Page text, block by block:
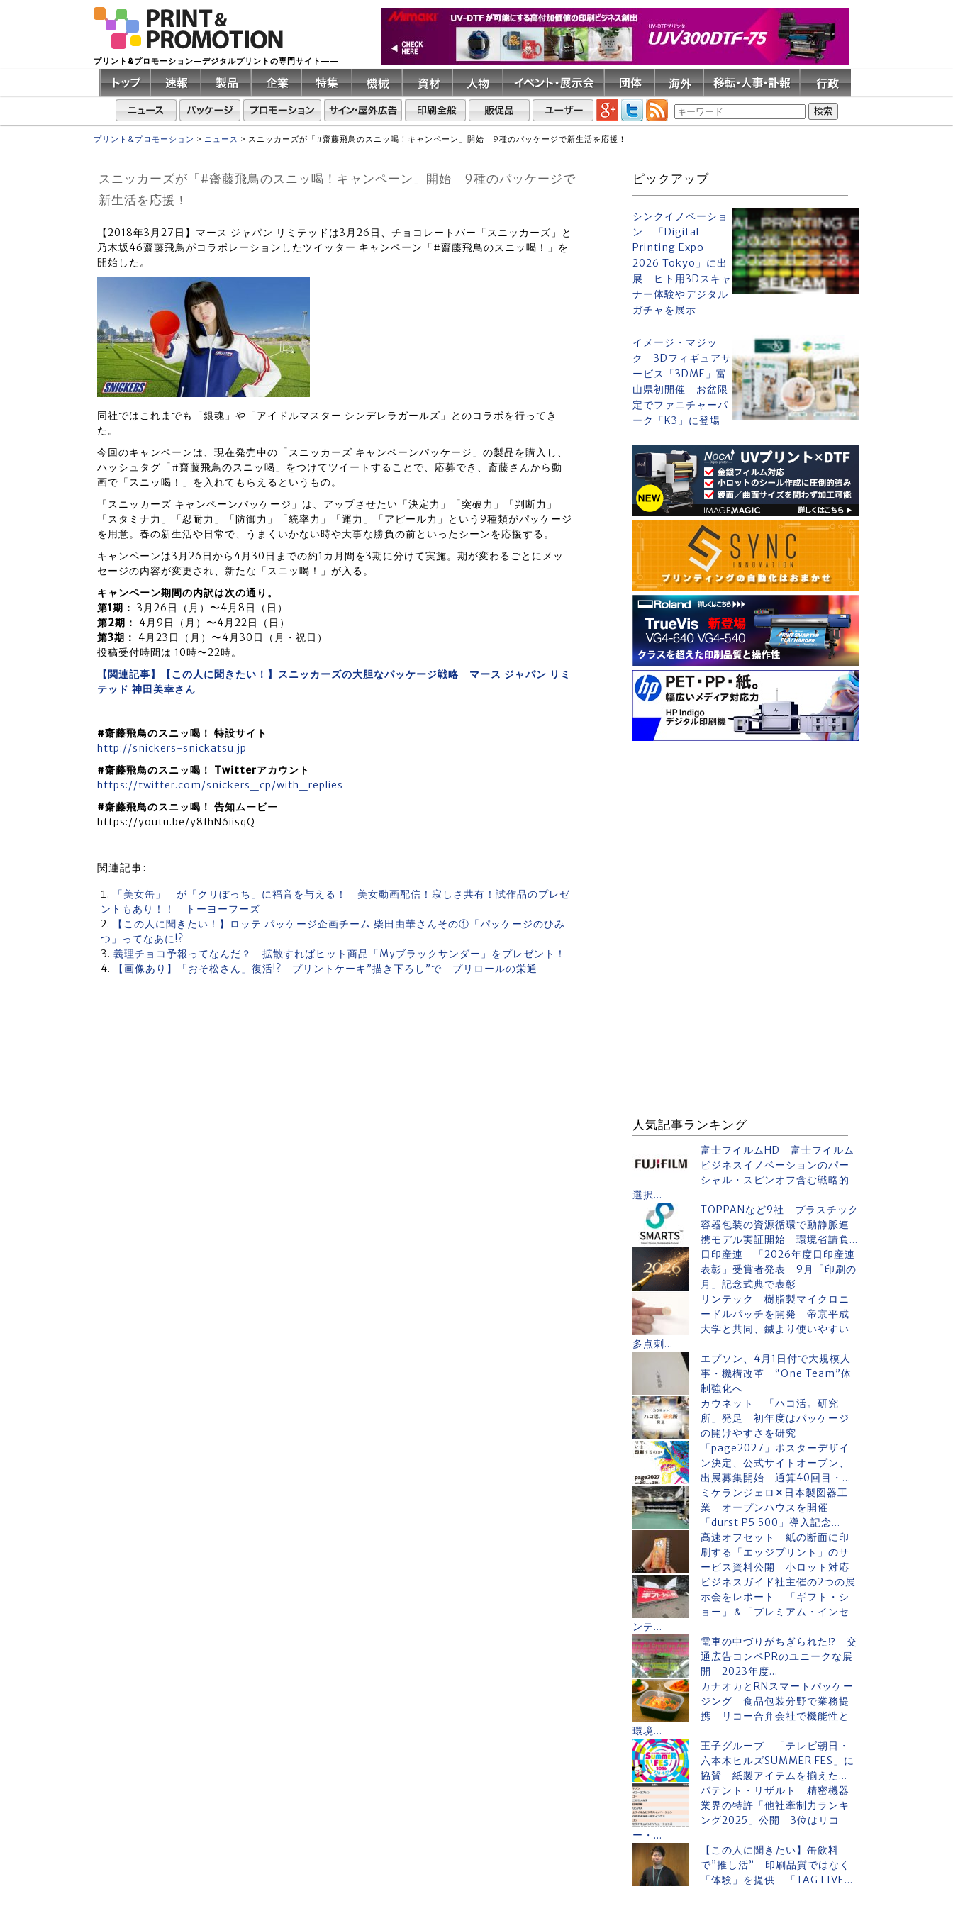
プリント&プロモーション―デジタルプリントの専門サイト――
プリント&プロモーション > ニュース > スニッカーズが「#齋藤飛鳥のスニッ喝！キャンペーン」開始 9種のパッケージで新生活を応援！
スニッカーズが「#齋藤飛鳥のスニッ喝！キャンペーン」開始 9種のパッケージで
新生活を応援！
【2018年3月27日】マース ジャパン リミテッドは3月26日、チョコレートバー「スニッカーズ」と
乃木坂46齋藤飛鳥がコラボレーションしたツイッター キャンペーン「#齋藤飛鳥のスニッ喝！」を
開始した。
同社ではこれまでも「銀魂」や「アイドルマスター シンデレラガールズ」とのコラボを行ってき
た。
今回のキャンペーンは、現在発売中の「スニッカーズ キャンペーンパッケージ」の製品を購入し、
ハッシュタグ「#齋藤飛鳥のスニッ喝」をつけてツイートすることで、応募でき、斎藤さんから動
画で「スニッ喝！」を入れてもらえるというもの。
「スニッカーズ キャンペーンパッケージ」は、アップさせたい「決定力」「突破力」「判断力」
「スタミナ力」「忍耐力」「防御力」「統率力」「運力」「アピール力」という9種類がパッケージ
を用意。春の新生活や日常で、うまくいかない時や大事な勝負の前といったシーンを応援する。
キャンペーンは3月26日から4月30日までの約1カ月間を3期に分けて実施。期が変わるごとにメッ
セージの内容が変更され、新たな「スニッ喝！」が入る。
キャンペーン期間の内訳は次の通り。
第1期： 3月26日（月）〜4月8日（日）
第2期：
4月9日（月）〜4月22日（日）
第3期：
4月23日（月）〜4月30日（月・祝日）
投稿受付時間は 10時〜22時。
【関連記事】【この人に聞きたい！】スニッカーズの大胆なパッケージ戦略 マース ジャパン リミ
テッド 神田美幸さん
#齋藤飛鳥のスニッ喝！ 特設サイト
http://snickers-snickatsu.jp
#齋藤飛鳥のスニッ喝！ Twitterアカウント
https://twitter.com/snickers_cp/with_replies
#齋藤飛鳥のスニッ喝！ 告知ムービー
https://youtu.be/y8fhN6iisqQ
関連記事:
「美女缶」 が「クリぼっち」に福音を与える！ 美女動画配信！寂しさ共有！試作品のプレゼ
ントもあり！！ トーヨーフーズ
【この人に聞きたい！】ロッテ パッケージ企画チーム 柴田由華さんその①「パッケージのひみ
つ」ってなあに!?
義理チョコ予報ってなんだ？ 拡散すればヒット商品「Myブラックサンダー」をプレゼント！
【画像あり】「おそ松さん」復活!? プリントケーキ”描き下ろし”で プリロールの栄通
ピックアップ
シンクイノベーショ
ン 「Digital
Printing Expo
2026 Tokyo」に出
展 ヒト用3Dスキャ
ナー体験やデジタル
ガチャを展示
イメージ・マジッ
ク 3Dフィギュアサ
ービス「3DME」富
山県初開催 お盆限
定でファニチャーパ
ーク「K3」に登場
人気記事ランキング
富士フイルムHD 富士フイルム
ビジネスイノベーションのパー
シャル・スピンオフ含む戦略的
選択...
TOPPANなど9社 プラスチック
容器包装の資源循環で動静脈連
携モデル実証開始 環境省請負...
日印産連 「2026年度日印産連
表彰」受賞者発表 9月「印刷の
月」記念式典で表彰
リンテック 樹脂製マイクロニ
ードルパッチを開発 帝京平成
大学と共同、鍼より使いやすい
多点刺...
エプソン、4月1日付で大規模人
事・機構改革 “One Team”体
制強化へ
カウネット 「ハコ活。研究
所」発足 初年度はパッケージ
の開けやすさを研究
「page2027」ポスターデザイ
ン決定、公式サイトオープン、
出展募集開始 通算40回目・...
ミケランジェロ✕日本製図器工
業 オープンハウスを開催
「durst P5 500」導入記念...
高速オフセット 紙の断面に印
刷する「エッジプリント」のサ
ービス資料公開 小ロット対応
ビジネスガイド社主催の2つの展
示会をレポート 「ギフト・シ
ョー」＆「プレミアム・インセ
ンテ...
電車の中づりがちぎられた⁉ 交
通広告コンペPRのユニークな展
開 2023年度...
カナオカとRNスマートパッケー
ジング 食品包装分野で業務提
携 リコー合弁会社で機能性と
環境...
王子グループ 「テレビ朝日・
六本木ヒルズSUMMER FES」に
協賛 紙製アイテムを揃えた...
パテント・リザルト 精密機器
業界の特許「他社牽制力ランキ
ング2025」公開 3位はリコ
ー・...
【この人に聞きたい】缶飲料
で”推し活” 印刷品質ではなく
「体験」を提供 「TAG LIVE...